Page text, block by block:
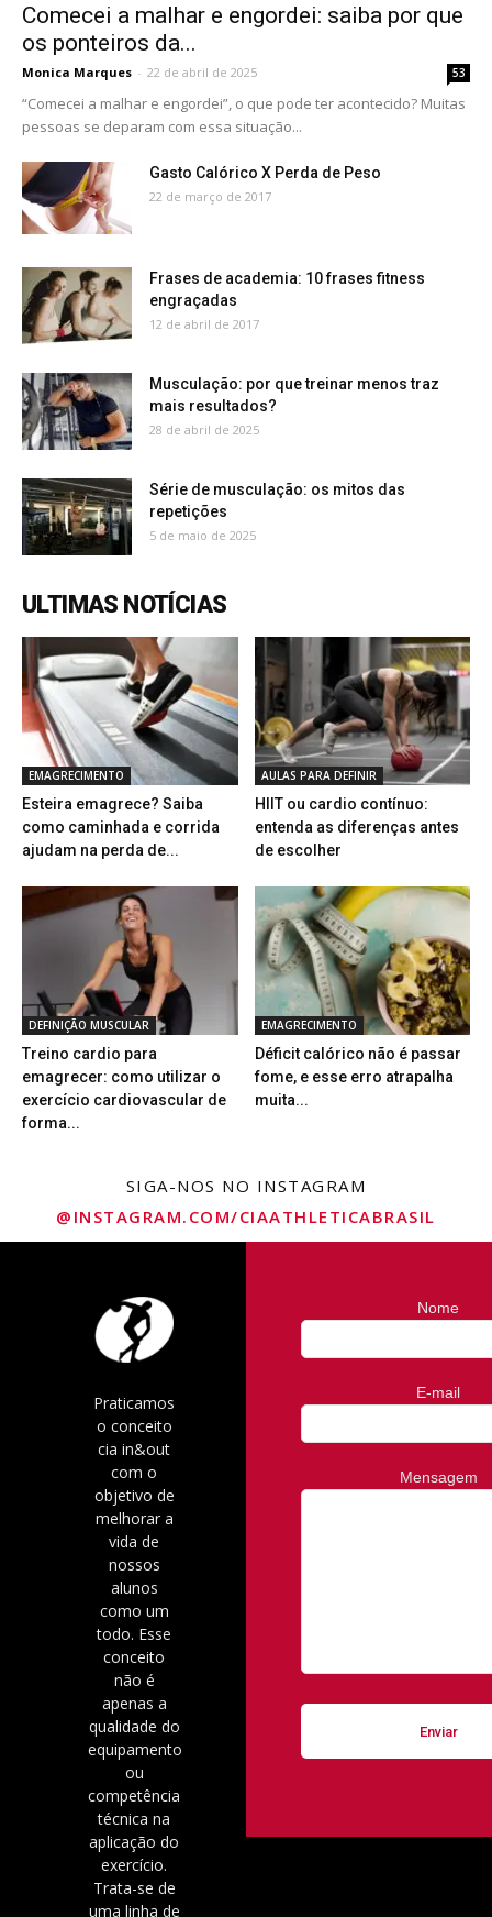
Comecei a malhar e engordei: saiba por que
os ponteiros da...
Monica Marques - 22 de abril de 2025 53
“Comecei a malhar e engordei”, o que pode ter acontecido? Muitas
pessoas se deparam com essa situação...
Gasto Calórico X Perda de Peso
22 de março de 2017
Frases de academia: 10 frases fitness
engraçadas
12 de abril de 2017
Musculação: por que treinar menos traz
mais resultados?
28 de abril de 2025
Série de musculação: os mitos das
repetições
5 de maio de 2025
ULTIMAS NOTÍCIAS
EMAGRECIMENTO
Esteira emagrece? Saiba
como caminhada e corrida
ajudam na perda de...
AULAS PARA DEFINIR
HIIT ou cardio contínuo:
entenda as diferenças antes
de escolher
DEFINIÇÃO MUSCULAR
Treino cardio para
emagrecer: como utilizar o
exercício cardiovascular de
forma...
EMAGRECIMENTO
Déficit calórico não é passar
fome, e esse erro atrapalha
muita...
SIGA-NOS NO INSTAGRAM
@INSTAGRAM.COM/CIAATHLETICABRASIL
Nome
E-mail
Mensagem
Praticamos
o conceito
cia in&out
com o
objetivo de
melhorar a
vida de
nossos
alunos
como um
todo. Esse
conceito
não é
apenas a
qualidade do
equipamento
ou
competência
técnica na
aplicação do
exercício.
Trata-se de
uma linha de